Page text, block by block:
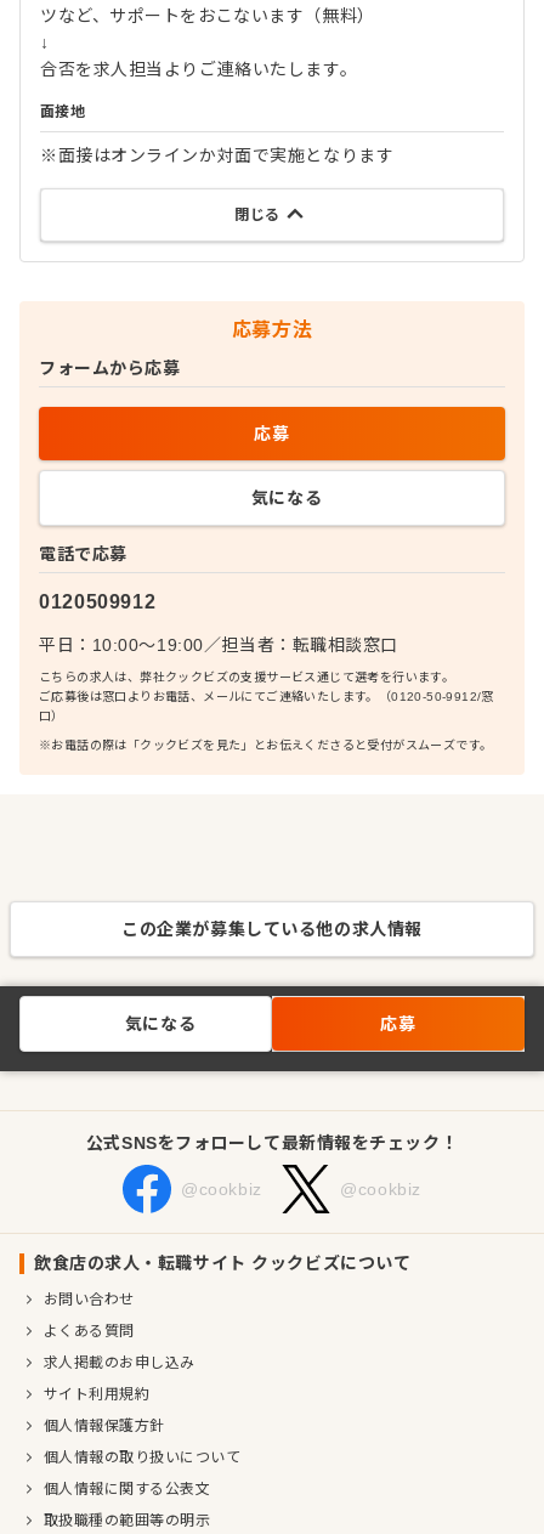
ツなど、サポートをおこないます（無料）
↓
合否を求人担当よりご連絡いたします。
面接地
※面接はオンラインか対面で実施となります
閉じる
応募方法
電話で応募
0120509912
平日：10:00〜19:00／担当者： 転職相談窓口
こちらの求人は、弊社クックビズの支援サービス通じて選考を行います。
ご応募後は窓口よりお電話、メールにてご連絡いたします。（0120-50-9912/窓
口）
※お電話の際は「クックビズを見た」とお伝えくださると受付がスムーズです。
フォームから応募
応募
気になる
この企業が募集している他の求人情報
気になる 応募
公式SNSをフォローして最新情報をチェック！
@cookbiz @cookbiz
飲食店の求人・転職サイト クックビズについて
お問い合わせ
よくある質問
求人掲載のお申し込み
サイト利用規約
個人情報保護方針
個人情報の取り扱いについて
個人情報に関する公表文
取扱職種の範囲等の明示